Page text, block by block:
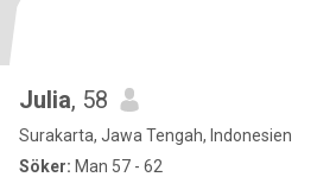
Julia, 58
Surakarta, Jawa Tengah, Indonesien
Söker: Man 57 - 62